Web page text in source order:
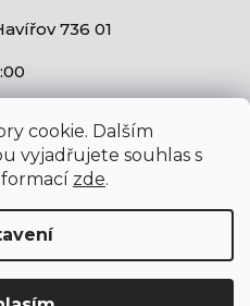
cookie. Dalším
vyjadřujete souhlas s
zde.
736 01
vyhrazena.
S!cka